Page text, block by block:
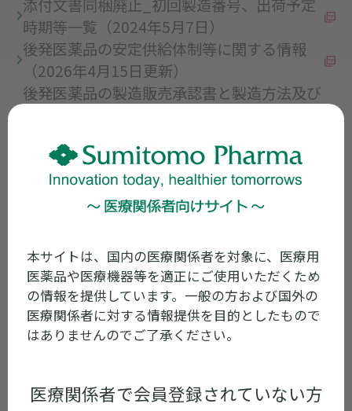
本サイトは、国内の医療関係者を対象に、医療用
医薬品や医療機器等を適正にご使用いただくため
の情報を提供しています。一般の方および国外の
医療関係者に対する情報提供を目的としたもので
はありませんのでご了承ください。
医療関係者で会員登録されていない方
添付文書同梱廃止_初回製造番号、出荷予定
時期等一覧（2024年5月7日）
後発医薬品の安定供給体制等に関する情報
（2026年4月15日更新）
後発医薬品の製造販売承認書と製造方法及び
ア カ サ タ ナ
ハ マ ヤ ラ ワ
麻薬製品一覧